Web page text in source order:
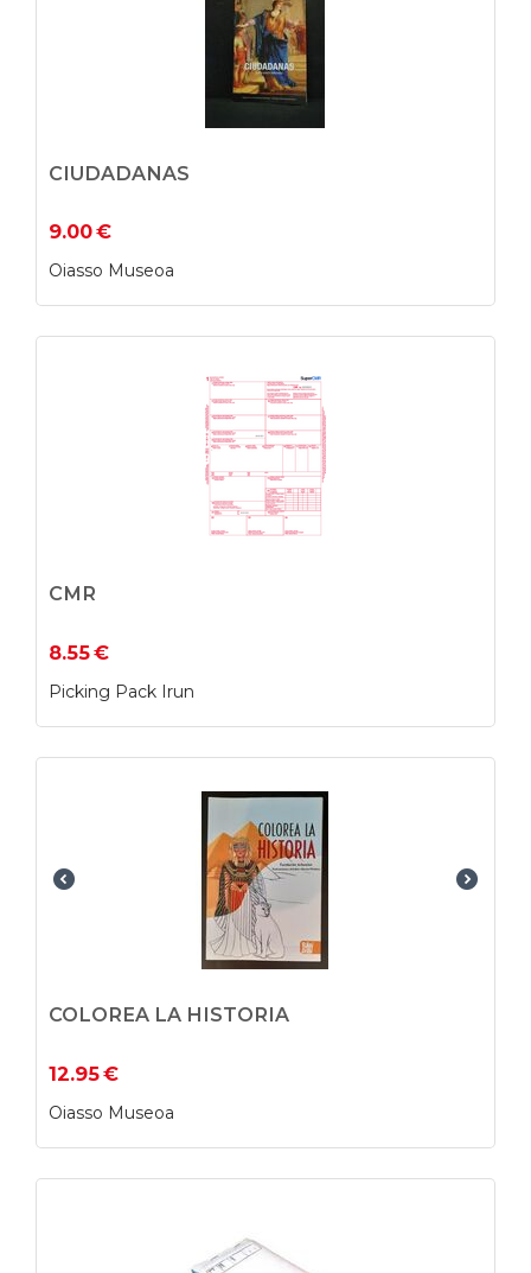
CIUDADANAS
9.00€
Oiasso Museoa
CMR
8.55€
Picking Pack Irun
COLOREA LA HISTORIA
12.95€
Oiasso Museoa